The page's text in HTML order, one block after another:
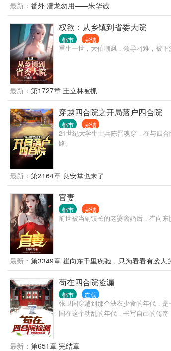
最新： 番外 潜龙勿用——朱华诚
权欲：从乡镇到省委大院
都市 完结
重生一世，大伯嘲讽，领导刁难，被
最新： 第1727章 王立林被抓
穿越四合院之开局落户四合院
都市 完结
21世纪大学生士兵陈晋魂穿，在与四
路。
最新： 第2164章 良安堂也来了
官妻
都市 完结
前世被当副镇长的老婆离婚后，崔向
最新： 第3349章 崔向东千里疾驰，只为看看有袭人
苟在四合院捡漏
都市 连载
张卫国穿越到那个缺衣少食的年代，
国在这个动乱的年代，书写自己的传奇
最新： 第651章 完结章